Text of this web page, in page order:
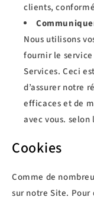
clients,
Nous utilisons
fournir le
Services. Ceci
d’assurer notre
efficaces et de
avec vous.
Cookies
Comme de
sur notre Site.